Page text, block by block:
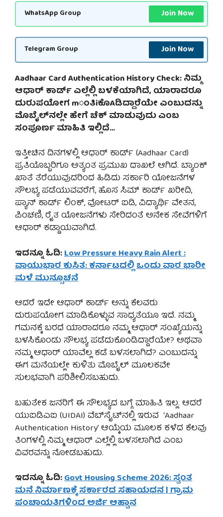
WhatsApp Group Join Now
Telegram Group Join Now
Aadhaar Card Authentication History Check: ನಿಮ್ಮ
ಆಧಾರ್ ಕಾರ್ಡ್ ಎಲ್ಲೆಲ್ಲಿ ಬಳಕೆಯಾಗಿದೆ, ಯಾರಾದರೂ
ದುರುಪಯೋಗ mಂತಿiಕೊAಡಿದ್ದಾರೆಯೇ ಎಂಬುದನ್ನು
ಮೊಬೈಲ್‌ನಲ್ಲೇ ಹೇಗೆ ಚೆಕ್ ಮಾಡುವುದು ಎಂಬ
ಸಂಪೂರ್ಣ ಮಾಹಿತಿ ಇಲ್ಲಿದೆ…
ಇತ್ತೀಚಿನ ದಿನಗಳಲ್ಲಿ ಆಧಾರ್ ಕಾರ್ಡ್ (Aadhaar Card)
ಪ್ರತಿಯೊಬ್ಬರಿಗೂ ಅತ್ಯಂತ ಪ್ರಮುಖ ದಾಖಲೆ ಆಗಿದೆ. ಬ್ಯಾಂಕ್
ಖಾತೆ ತೆರೆಯುವುದರಿಂದ ಹಿಡಿದು ಸರ್ಕಾರಿ ಯೋಜನೆಗಳ
ಸೌಲಭ್ಯ ಪಡೆಯುವವರೆಗೆ, ಹೊಸ ಸಿಮ್ ಕಾರ್ಡ್ ಖರೀದಿ,
ಪ್ಯಾನ್ ಕಾರ್ಡ್ ಲಿಂಕ್, ವೋಟರ್ ಐಡಿ, ವಿದ್ಯಾರ್ಥಿ ವೇತನ,
ಪಿಂಚಣಿ, ರೈತ ಯೋಜನೆಗಳು ಸೇರಿದಂತೆ ಅನೇಕ ಸೇವೆಗಳಿಗೆ
ಆಧಾರ್ ಕಡ್ಡಾಯವಾಗಿದೆ.
ಇದನ್ನೂ ಓದಿ:Low Pressure Heavy Rain Alert :
ವಾಯುಭಾರ ಕುಸಿತ: ಕರ್ನಾಟದಲ್ಲಿ ಒಂದು ವಾರ ಭಾರೀ
ಮಳೆ ಮುನ್ಸೂಚನೆ
ಆದರೆ ಇದೇ ಆಧಾರ್ ಕಾರ್ಡ್ ಅನ್ನು ಕೆಲವರು
ದುರುಪಯೋಗ ಮಾಡಿಕೊಳ್ಳುವ ಸಾಧ್ಯತೆಯೂ ಇದೆ. ನಮ್ಮ
ಗಮನಕ್ಕೆ ಬರದೆ ಯಾರಾದರೂ ನಮ್ಮ ಆಧಾರ್ ಸಂಖ್ಯೆಯನ್ನು
ಬಳಸಿಕೊಂಡು ಸೌಲಭ್ಯ ಪಡೆದುಕೊಂಡಿದ್ದಾರೆಯೇ? ಅಥವಾ
ನಮ್ಮ ಆಧಾರ್ ಯಾವೆಲ್ಲ ಕಡೆ ಬಳಸಲಾಗಿದೆ? ಎಂಬುದನ್ನು
ಈಗ ಮನೆಯಲ್ಲೇ ಕುಳಿತು ಮೊಬೈಲ್ ಮೂಲಕವೇ
ಸುಲಭವಾಗಿ ಪರಿಶೀಲಿಸಬಹುದು.
ಬಹುತೇಕ ಜನರಿಗೆ ಈ ಸೌಲಭ್ಯದ ಬಗ್ಗೆ ಮಾಹಿತಿ ಇಲ್ಲ. ಆದರೆ
ಯುಐಡಿಎಐ (UIDAI) ವೆಬ್‌ಸೈಟ್‌ನಲ್ಲಿ ಇರುವ ‘Aadhaar
Authentication History’ ಆಯ್ಕೆಯ ಮೂಲಕ ಕಳೆದ ಕೆಲವು
ತಿಂಗಳಲ್ಲಿ ನಿಮ್ಮ ಆಧಾರ್ ಎಲ್ಲೆಲ್ಲಿ ಬಳಸಲಾಗಿದೆ ಎಂಬ
ವಿವರವನ್ನು ನೋಡಬಹುದು.
ಇದನ್ನೂ ಓದಿ:Govt Housing Scheme 2026: ಸ್ವಂತ
ಮನೆ ನಿರ್ಮಾಣಕ್ಕೆ ಸರ್ಕಾರದ ಸಹಾಯಧನ | ಗ್ರಾಮ
ಪಂಚಾಯತಿಗಳಿಂದ ಅರ್ಜಿ ಆಹ್ವಾನ